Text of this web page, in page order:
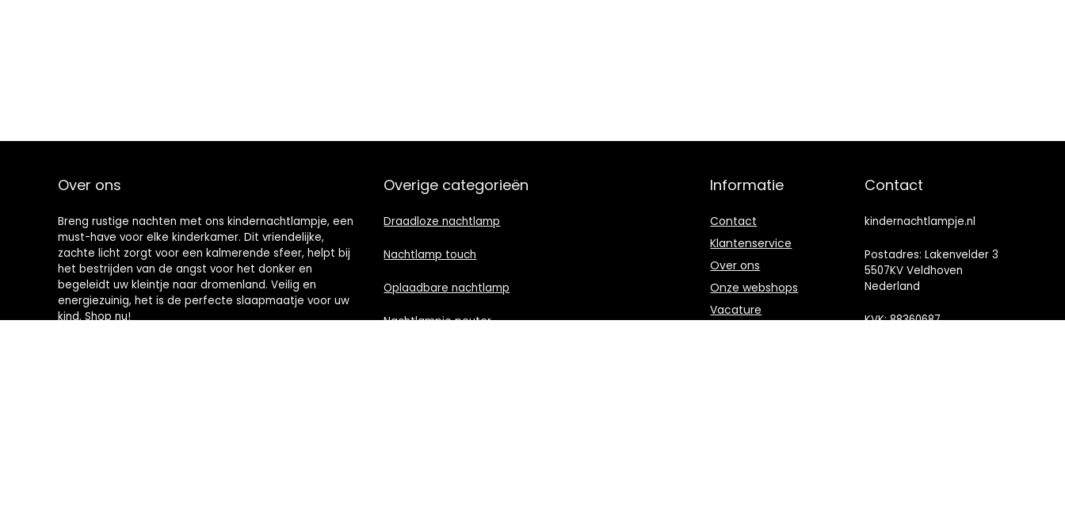
Over ons
Breng rustige nachten met ons kindernachtlampje, een
must-have voor elke kinderkamer. Dit vriendelijke,
zachte licht zorgt voor een kalmerende sfeer, helpt bij
het bestrijden van de angst voor het donker en
begeleidt uw kleintje naar dromenland. Veilig en
energiezuinig, het is de perfecte slaapmaatje voor uw
kind. Shop nu!
Overige categorieën
Draadloze nachtlamp
Nachtlamp touch
Oplaadbare nachtlamp
Nachtlampje peuter
Informatie
Contact
Klantenservice
Over ons
Onze webshops
Vacature
Contact
kindernachtlampje.nl
Postadres: Lakenvelder 3
5507KV Veldhoven
Nederland
KVK: 88360687